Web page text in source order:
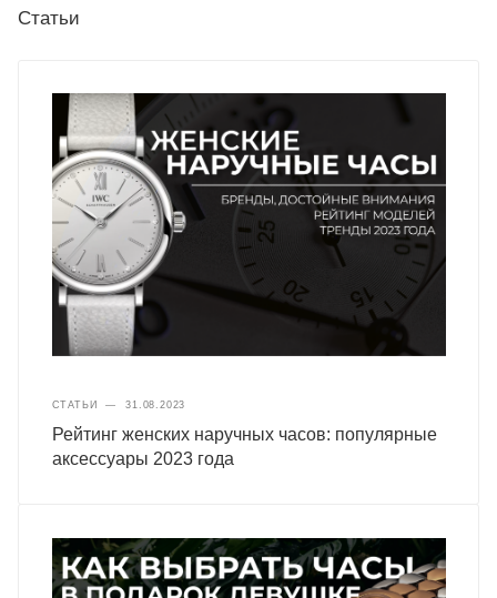
Статьи
СТАТЬИ — 31.08.2023
Рейтинг женских наручных часов: популярные
аксессуары 2023 года